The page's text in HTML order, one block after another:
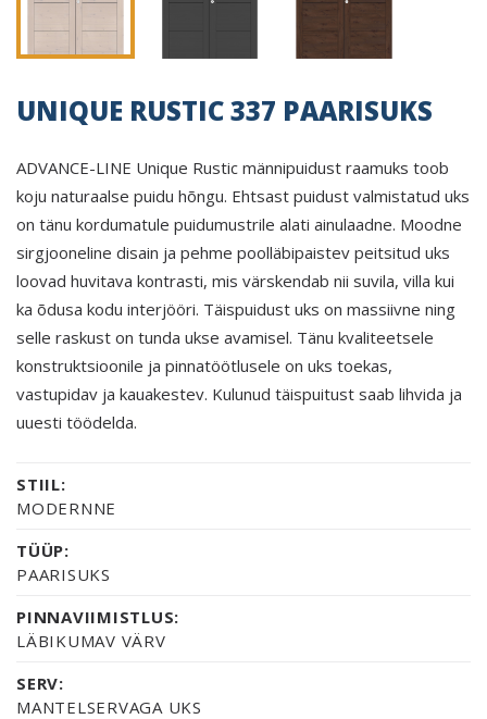
UNIQUE RUSTIC 337 PAARISUKS
ADVANCE-LINE Unique Rustic männipuidust raamuks toob
koju naturaalse puidu hõngu. Ehtsast puidust valmistatud uks
on tänu kordumatule puidumustrile alati ainulaadne. Moodne
sirgjooneline disain ja pehme poolläbipaistev peitsitud uks
loovad huvitava kontrasti, mis värskendab nii suvila, villa kui
ka õdusa kodu interjööri. Täispuidust uks on massiivne ning
selle raskust on tunda ukse avamisel. Tänu kvaliteetsele
konstruktsioonile ja pinnatöötlusele on uks toekas,
vastupidav ja kauakestev. Kulunud täispuitust saab lihvida ja
uuesti töödelda.
STIIL:
MODERNNE
TÜÜP:
PAARISUKS
PINNAVIIMISTLUS:
LÄBIKUMAV VÄRV
SERV:
MANTELSERVAGA UKS